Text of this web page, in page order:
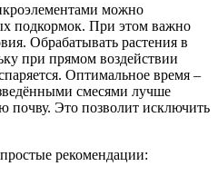
можно
подкормок. При этом важно
Обрабатывать растения в
при прямом воздействии
Оптимальное время –
смесями лучше
почву. Это позволит исключить
рекомендации: